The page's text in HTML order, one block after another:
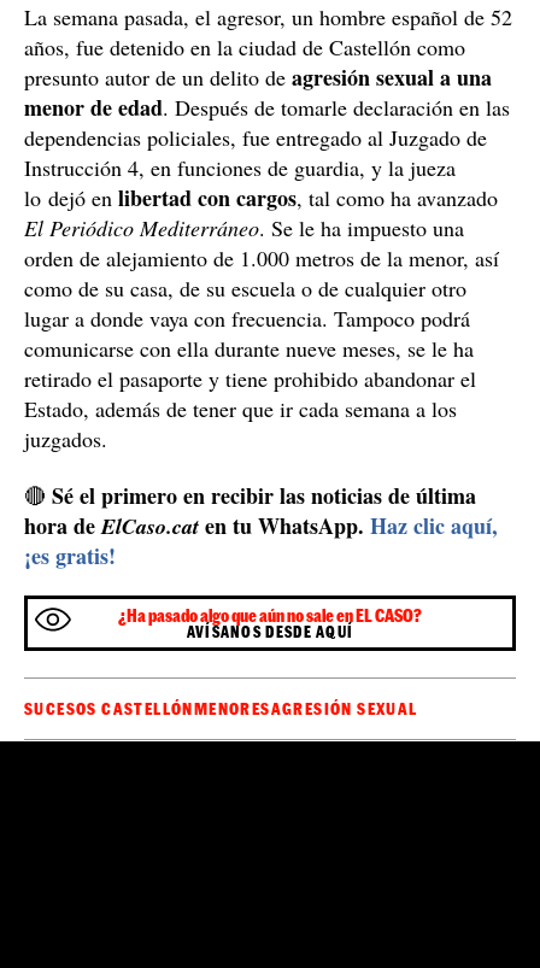
La semana pasada, el agresor, un hombre español de 52
años, fue detenido en la ciudad de Castellón como
presunto autor de un delito de agresión sexual a una
menor de edad. Después de tomarle declaración en las
dependencias policiales, fue entregado al Juzgado de
Instrucción 4, en funciones de guardia, y la jueza
lo dejó en libertad con cargos, tal como ha avanzado
El Periódico Mediterráneo. Se le ha impuesto una
orden de alejamiento de 1.000 metros de la menor, así
como de su casa, de su escuela o de cualquier otro
lugar a donde vaya con frecuencia. Tampoco podrá
comunicarse con ella durante nueve meses, se le ha
retirado el pasaporte y tiene prohibido abandonar el
Estado, además de tener que ir cada semana a los
juzgados.
🔴 Sé el primero en recibir las noticias de última
hora deElCaso.cat en tu WhatsApp. Haz clic aquí,
¡es gratis!
¿Ha pasado algo que aún no sale en EL CASO?
AVÍSANOS DESDE AQUÍ
SUCESOS CASTELLÓNMENORESAGRESIÓN SEXUAL